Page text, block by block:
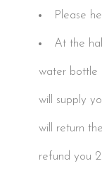
Please
At the
water bottle
will supply
will return
refund you